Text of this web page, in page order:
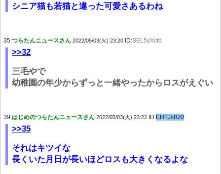
シニア猫も若猫と違った可愛さあるわね
35:つらたんニュースさん 2022/05/03(火) 23:20 ID:BEL5yXcfd
>>32
三毛やで
幼稚園の年少からずっと一緒やったからロスがえぐい
39:はじめのつらたんニュースさん 2022/05/03(火) 23:22 ID:EHTJ/iBz0
>>35
それはキツイな
長くいた月日が長いほどロスも大きくなるよな